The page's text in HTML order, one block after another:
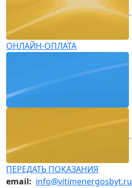
ОНЛАЙН-ОПЛАТА
ПЕРЕДАТЬ ПОКАЗАНИЯ
email: info@vitimenergosbyt.ru